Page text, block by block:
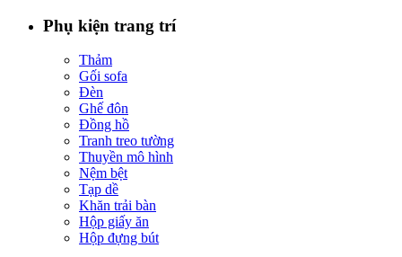
Phụ kiện trang trí
Thảm
Gối sofa
Đèn
Ghế đôn
Đồng hồ
Tranh treo tường
Thuyền mô hình
Nệm bệt
Tạp dề
Khăn trải bàn
Hộp giấy ăn
Hộp đựng bút